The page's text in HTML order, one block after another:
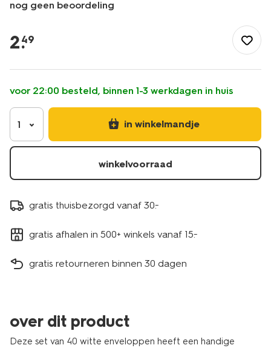
nog geen beoordeling
kantoor/papierwaren/enveloppen/enveloppen-
c6-
-
stuks-
14100157.html
2.
49
voor 22:00 besteld, binnen 1-3 werkdagen in huis
1 in winkelmandje
winkelvoorraad
gratis thuisbezorgd vanaf 30.-
gratis afhalen in 500+ winkels vanaf 15.-
gratis retourneren binnen 30 dagen
over dit product
Deze set van 40 witte enveloppen heeft een handige